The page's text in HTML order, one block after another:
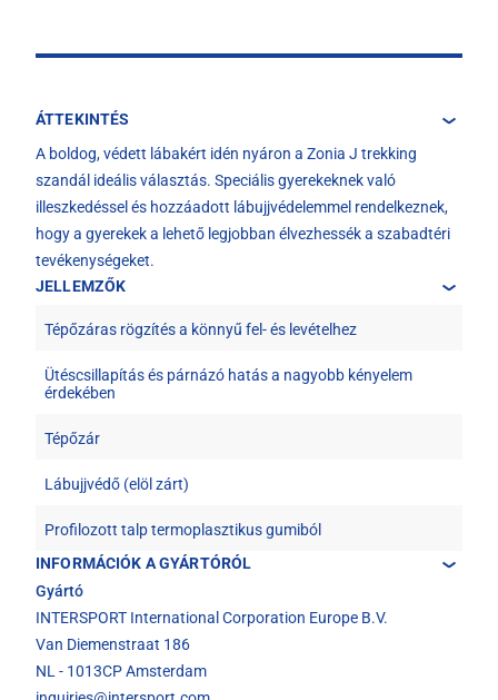
ÁTTEKINTÉS
A boldog, védett lábakért idén nyáron a Zonia J trekking
szandál ideális választás. Speciális gyerekeknek való
illeszkedéssel és hozzáadott lábujjvédelemmel rendelkeznek,
hogy a gyerekek a lehető legjobban élvezhessék a szabadtéri
tevékenységeket.
JELLEMZŐK
Tépőzáras rögzítés a könnyű fel- és levételhez
Ütéscsillapítás és párnázó hatás a nagyobb kényelem
érdekében
Tépőzár
Lábujjvédő (elöl zárt)
Profilozott talp termoplasztikus gumiból
INFORMÁCIÓK A GYÁRTÓRÓL
Gyártó
INTERSPORT International Corporation Europe B.V.
Van Diemenstraat 186
NL - 1013CP Amsterdam